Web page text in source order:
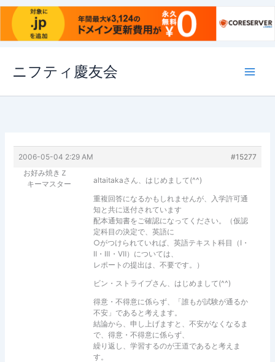
ス
ニフティ慶友会
2006-05-04 2:29 AM
#15277
お好み焼きＺ
キーマスター
altaitakaさん、はじめまして(^^)
重複回答になるかもしれませんが、入学許可通
知と共に送付されています
配本通知書をご確認になってください。（仮認
定科目の決定で、英語に
○がつけられていれば、英語テキスト科目（Ⅰ・
Ⅱ・Ⅲ・Ⅶ）については、
レポートの提出は、不要です。）
ビン・ストライプさん、はじめまして(^^)
得意・不得意に係らず、「誰もが試験が通るか
不安」であると考えます。
結論から、申し上げますと、不安がなくなるま
で、得意・不得意に係らず、
繰り返し、学習するのが王道であると考えま
す。